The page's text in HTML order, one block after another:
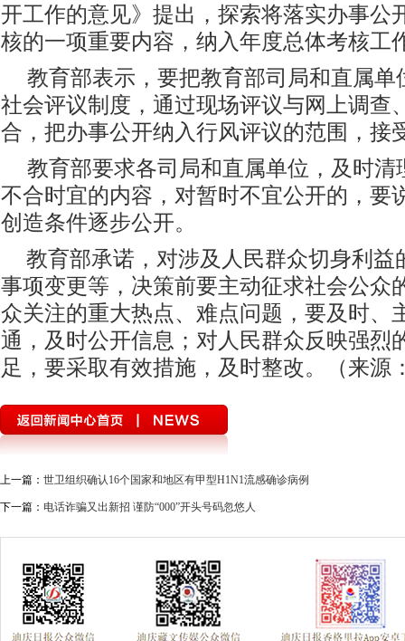
开工作的意见》提出，探索将落实办事公
核的一项重要内容，纳入年度总体考核工
教育部表示，要把教育部司局和直属单
社会评议制度，通过现场评议与网上调查
合，把办事公开纳入行风评议的范围，接
教育部要求各司局和直属单位，及时清
不合时宜的内容，对暂时不宜公开的，要
创造条件逐步公开。
教育部承诺，对涉及人民群众切身利益
事项变更等，决策前要主动征求社会公众
众关注的重大热点、难点问题，要及时、
通，及时公开信息；对人民群众反映强烈
足，要采取有效措施，及时整改。（来源
上一篇： 世卫组织确认16个国家和地区有甲型H1N1流感确诊病例
下一篇： 电话诈骗又出新招 谨防“000”开头号码忽悠人